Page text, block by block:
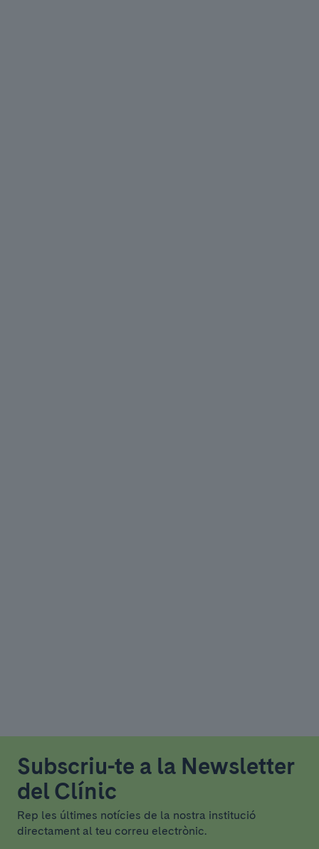
Subscriu-te a la Newsletter
del Clínic
Rep les últimes notícies de la nostra institució
directament al teu correu electrònic.